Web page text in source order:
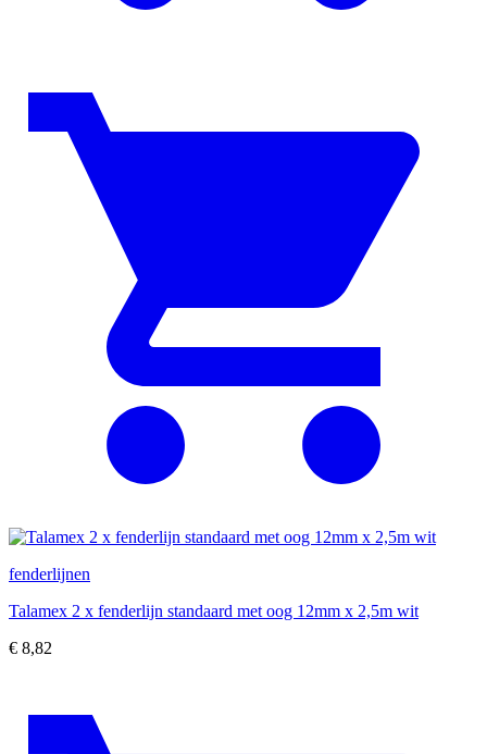
fenderlijnen
Talamex 2 x fenderlijn standaard met oog 12mm x 2,5m wit
€ 8,82